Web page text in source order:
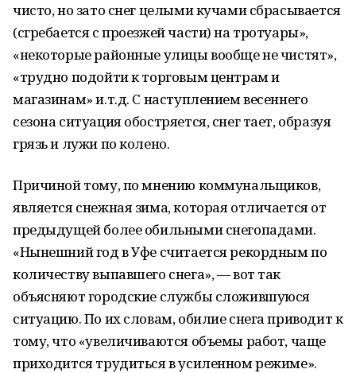
чисто, но зато снег целыми кучами сбрасывается
(сгребается с проезжей части) на тротуары»,
«некоторые районные улицы вообще не чистят»,
«трудно подойти к торговым центрам и
магазинам» и.т.д. С наступлением весеннего
сезона ситуация обостряется, снег тает, образуя
грязь и лужи по колено.
Причиной тому, по мнению коммунальщиков,
является снежная зима, которая отличается от
предыдущей более обильными снегопадами.
«Нынешний год в Уфе считается рекордным по
количеству выпавшего снега», — вот так
объясняют городские службы сложившуюся
ситуацию. По их словам, обилие снега приводит к
тому, что «увеличиваются объемы работ, чаще
приходится трудиться в усиленном режиме».